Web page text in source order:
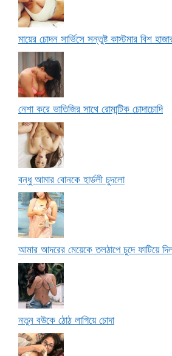
মায়ের চোদন সার্ভিসে সন্তুষ্ট কাস্টমার বিশ
নেশা করে ভাতিজির সাথে রোমান্টিক চোদাচোদি
বন্ধু আমার বোনকে হার্ডলী চুদলো
আমার আদরের মেয়েকে তলঠাপে চুদে ফাটিয়ে
নতুন বউকে ঠোঠ লাগিয়ে চোদা